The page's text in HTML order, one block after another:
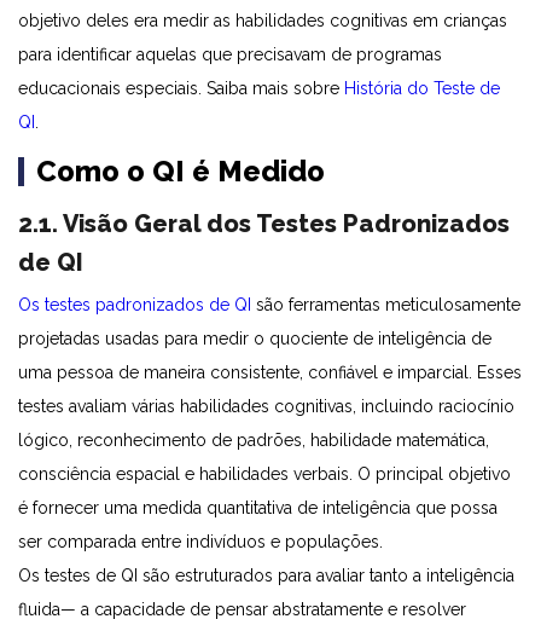
objetivo deles era medir as habilidades cognitivas em crianças
para identificar aquelas que precisavam de programas
educacionais especiais. Saiba mais sobre História do Teste de
QI
Como o QI é Medido
2.1. Visão Geral dos Testes Padronizados
de QI
Os testes padronizados de QI são ferramentas meticulosamente
projetadas usadas para medir o quociente de inteligência de
uma pessoa de maneira consistente, confiável e imparcial. Esses
testes avaliam várias habilidades cognitivas, incluindo raciocínio
lógico, reconhecimento de padrões, habilidade matemática,
consciência espacial e habilidades verbais. O principal objetivo
é fornecer uma medida quantitativa de inteligência que possa
ser comparada entre indivíduos e populações.
Os testes de QI são estruturados para avaliar tanto a inteligência
fluida— a capacidade de pensar abstratamente e resolver